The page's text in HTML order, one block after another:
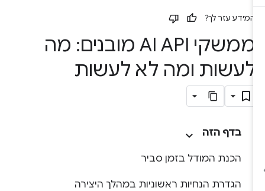
המידע עזר לך?
ממשקי AI API מובנים: מה
לעשות ומה לא לעשות
בדף הזה
הכנת המודל בזמן סביר
הגדרת הנחיות ראשוניות במהלך היצירה